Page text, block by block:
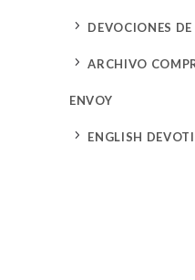
5 DEVOCIONES
5 ARCHIVO
ENVOY
5 ENGLISH